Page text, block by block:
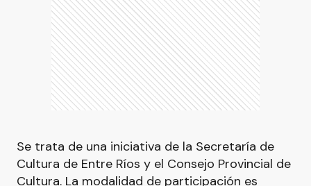
Se trata de una iniciativa de la Secretaría de
Cultura de Entre Ríos y el Consejo Provincial de
Cultura. La modalidad de participación es